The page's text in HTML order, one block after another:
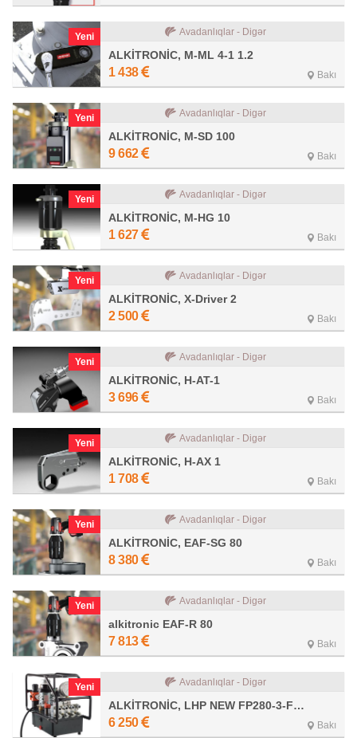
Yeni Avadanlıqlar - Digər
ALKİTRONİC, M-ML 4-1 1.2
1 438 Bakı
Yeni Avadanlıqlar - Digər
ALKİTRONİC, M-SD 100
9 662 Bakı
Yeni Avadanlıqlar - Digər
ALKİTRONİC, M-HG 10
1 627 Bakı
Yeni Avadanlıqlar - Digər
ALKİTRONİC, X-Driver 2
2 500 Bakı
Yeni Avadanlıqlar - Digər
ALKİTRONİC, H-AT-1
3 696 Bakı
Yeni Avadanlıqlar - Digər
ALKİTRONİC, H-AX 1
1 708 Bakı
Yeni Avadanlıqlar - Digər
ALKİTRONİC, EAF-SG 80
8 380 Bakı
Yeni Avadanlıqlar - Digər
alkitronic EAF-R 80
7 813 Bakı
Yeni Avadanlıqlar - Digər
ALKİTRONİC, LHP NEW FP280-3-FF-4P
6 250 Bakı